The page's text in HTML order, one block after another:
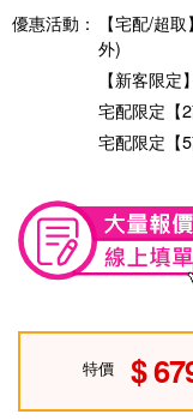
優惠活動：
【宅配/超
外)
【新客限
宅配限定【
宅配限定【
特價